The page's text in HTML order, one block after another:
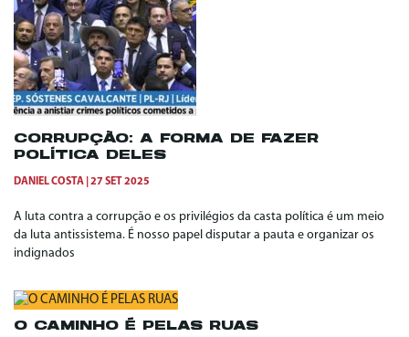
CORRUPÇÃO: A FORMA DE FAZER
POLÍTICA DELES
DANIEL COSTA 27 SET 2025
A luta contra a corrupção e os privilégios da casta política é um meio
da luta antissistema. É nosso papel disputar a pauta e organizar os
indignados
O CAMINHO É PELAS RUAS